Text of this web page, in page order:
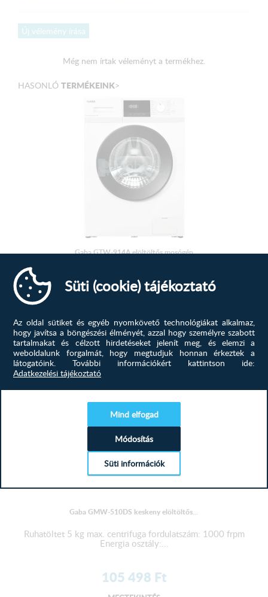
Új vélemény írása
Még nem írtak véleményt a termékhez.
HASONLÓ TERMÉKEINK>
Gaba GTW-914A elöltöltős mosógép
Szín FehérKivitel SzabadonállóEnergia besorolásEnergia
osztály ACentrifuga...
140 169Ft
MEGTEKINTÉS
Gaba GMW-510DS keskeny elöltöltős...
Ruhatöltet 5 kg max. centrifuga fordulatszám: 1000 frpm
Energia osztály:...
105 498 Ft
Süti (cookie) tájékoztató
Az oldal sütiket és egyéb nyomkövető technológiákat alkalmaz,
hogy javítsa a böngészési élményét, azzal hogy személyre szabott
tartalmakat és célzott hirdetéseket jelenít meg, és elemzi a
weboldalunk forgalmát, hogy megtudjuk honnan érkeztek a
látogatóink.
További információkért kattintson ide:
Adatkezelési tájékoztató
Mind elfogad
Módosítás
Süti információk